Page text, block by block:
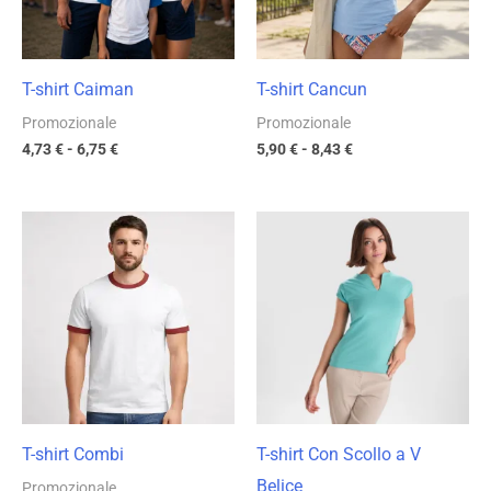
T-shirt Caiman
Promozionale
4,73€- 6,75€
T-shirt Cancun
Promozionale
5,90€- 8,43€
T-shirt Combi
Promozionale
Fascia
di
prezzo:
da
T-shirt Con Scollo a V
Belice
Fascia
di
prezzo:
da
a
12,65 €